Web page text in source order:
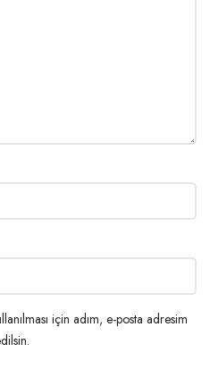
için adım, e-posta adresim